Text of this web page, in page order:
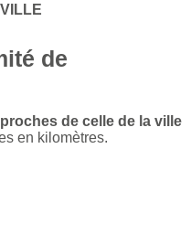
de
de celle de la ville
en kilomètres.